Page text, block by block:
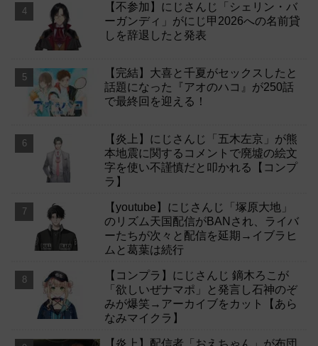
【不参加】にじさんじ「シェリン・バ
ーガンディ」がにじ甲2026への名前貸
しを辞退したと発表
【完結】大喜と千夏がセックスしたと
話題になった『アオのハコ』が250話
で最終回を迎える！
【炎上】にじさんじ「五木左京」が熊
本地震に関するコメントで廃墟の絵文
字を使い不謹慎だと叩かれる【コンプ
ラ】
【youtube】にじさんじ「塚原大地」
のリズム天国配信がBANされ、ライバ
ーたちが次々と配信を延期→イブラヒ
ムと葛葉は続行
【コンプラ】にじさんじ 鏑木ろこが
「欲しいぜナマポ」と発言し石神のぞ
みが爆笑→アーカイブをカット【あら
なみマイクラ】